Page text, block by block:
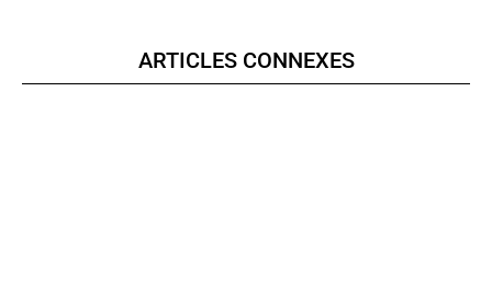
ARTICLES CONNEXES